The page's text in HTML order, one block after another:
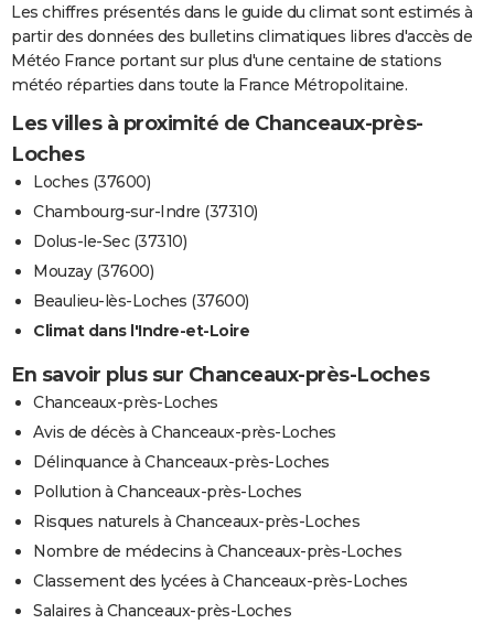
Les chiffres présentés dans le guide du climat sont estimés à
partir des données des bulletins climatiques libres d'accès de
Météo France portant sur plus d'une centaine de stations
météo réparties dans toute la France Métropolitaine.
Les villes à proximité de Chanceaux-près-
Loches
Loches (37600)
Chambourg-sur-Indre (37310)
Dolus-le-Sec (37310)
Mouzay (37600)
Beaulieu-lès-Loches (37600)
Climat dans l'Indre-et-Loire
En savoir plus sur Chanceaux-près-Loches
Chanceaux-près-Loches
Avis de décès à Chanceaux-près-Loches
Délinquance à Chanceaux-près-Loches
Pollution à Chanceaux-près-Loches
Risques naturels à Chanceaux-près-Loches
Nombre de médecins à Chanceaux-près-Loches
Classement des lycées à Chanceaux-près-Loches
Salaires à Chanceaux-près-Loches